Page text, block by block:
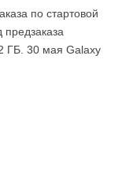
по стартовой
ГБ. 30 мая Galaxy